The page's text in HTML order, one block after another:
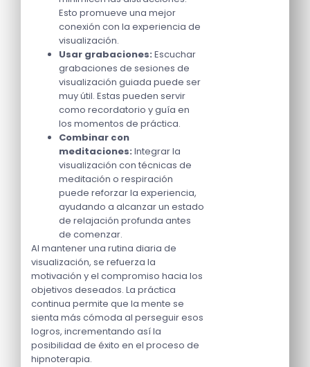
Esto promueve una mejor
conexión con la experiencia de
visualización.
Usar grabaciones: Escuchar
grabaciones de sesiones de
visualización guiada puede ser
muy útil. Estas pueden servir
como recordatorio y guía en
los momentos de práctica.
Combinar con
meditaciones: Integrar la
visualización con técnicas de
meditación o respiración
puede reforzar la experiencia,
ayudando a alcanzar un estado
de relajación profunda antes
de comenzar.
Al mantener una rutina diaria de
visualización, se refuerza la
motivación y el compromiso hacia los
objetivos deseados. La práctica
continua permite que la mente se
sienta más cómoda al perseguir esos
logros, incrementando así la
posibilidad de éxito en el proceso de
hipnoterapia.